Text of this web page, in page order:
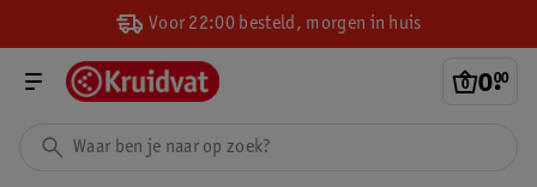
Voor 22:00 besteld, morgen in huis
0.
00